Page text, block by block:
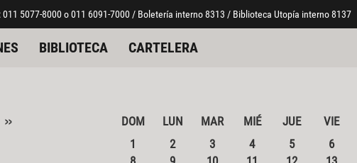
5077-8000 o 011 6091-7000 / Boletería interno 8313 / Biblioteca Utopía interno 8137
BIBLIOTECA CARTELERA
» DOM LUN MAR MIÉ JUE VIE
1
2 3 4 5 6